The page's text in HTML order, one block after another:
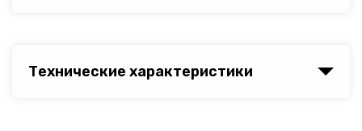
Технические характеристики